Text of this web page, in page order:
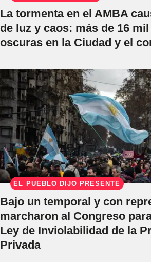
La tormenta en el AMBA
de luz y caos: más de 16
oscuras en la Ciudad y el
EL PUEBLO DIJO PRESENTE
Bajo un temporal y con
marcharon al Congreso
Ley de Inviolabilidad de la
Privada